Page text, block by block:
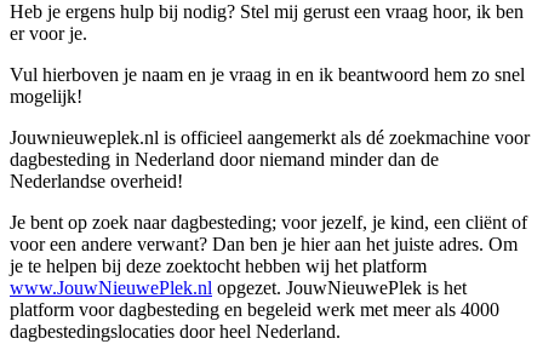
Heb je ergens hulp bij nodig? Stel mij gerust een vraag hoor, ik ben
er voor je.
Vul hierboven je naam en je vraag in en ik beantwoord hem zo snel
mogelijk!
Jouwnieuweplek.nl is officieel aangemerkt als dé zoekmachine voor
dagbesteding in Nederland door niemand minder dan de
Nederlandse overheid!
Je bent op zoek naar dagbesteding; voor jezelf, je kind, een cliënt of
voor een andere verwant? Dan ben je hier aan het juiste adres. Om
je te helpen bij deze zoektocht hebben wij het platform
www.JouwNieuwePlek.nl opgezet. JouwNieuwePlek is het
platform voor dagbesteding en begeleid werk met meer als 4000
dagbestedingslocaties door heel Nederland.